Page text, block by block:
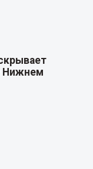
Нижнем